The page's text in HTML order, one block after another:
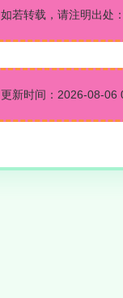
如若转载，请注明出处
更新时间：2026-08-06